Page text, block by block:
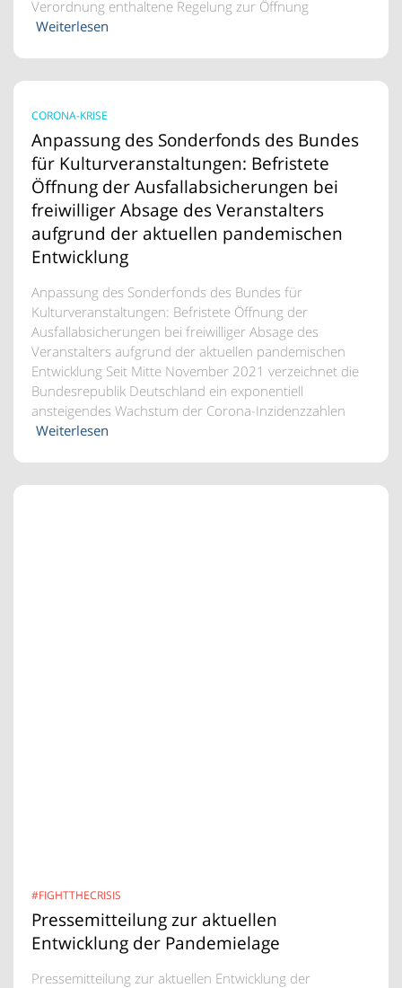
Verordnung enthaltene Regelung zur Öffnung
Weiterlesen
CORONA-KRISE
Anpassung des Sonderfonds des Bundes
für Kulturveranstaltungen: Befristete
Öffnung der Ausfallabsicherungen bei
freiwilliger Absage des Veranstalters
aufgrund der aktuellen pandemischen
Entwicklung
Anpassung des Sonderfonds des Bundes für
Kulturveranstaltungen: Befristete Öffnung der
Ausfallabsicherungen bei freiwilliger Absage des
Veranstalters aufgrund der aktuellen pandemischen
Entwicklung Seit Mitte November 2021 verzeichnet die
Bundesrepublik Deutschland ein exponentiell
ansteigendes Wachstum der Corona-Inzidenzzahlen
Weiterlesen
#FIGHTTHECRISIS
Pressemitteilung zur aktuellen
Entwicklung der Pandemielage
Pressemitteilung zur aktuellen Entwicklung der